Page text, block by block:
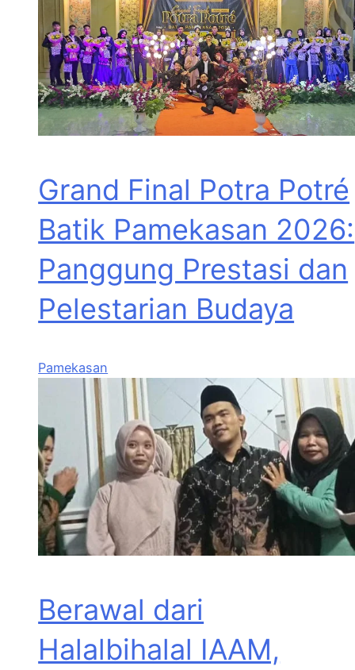
Grand Final Potra Potré
Batik Pamekasan 2026:
Panggung Prestasi dan
Pelestarian Budaya
Pamekasan
Berawal dari
Halalbihalal IAAM,